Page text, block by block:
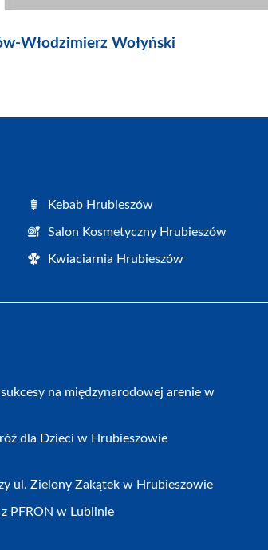
Włodzimierz Wołyński
Kebab Hrubieszów
Salon Kosmetyczny Hrubieszów
Kwiaciarnia Hrubieszów
na międzynarodowej arenie w
dla Dzieci w Hrubieszowie
ul. Zielony Zakątek w Hrubieszowie
PFRON w Lublinie